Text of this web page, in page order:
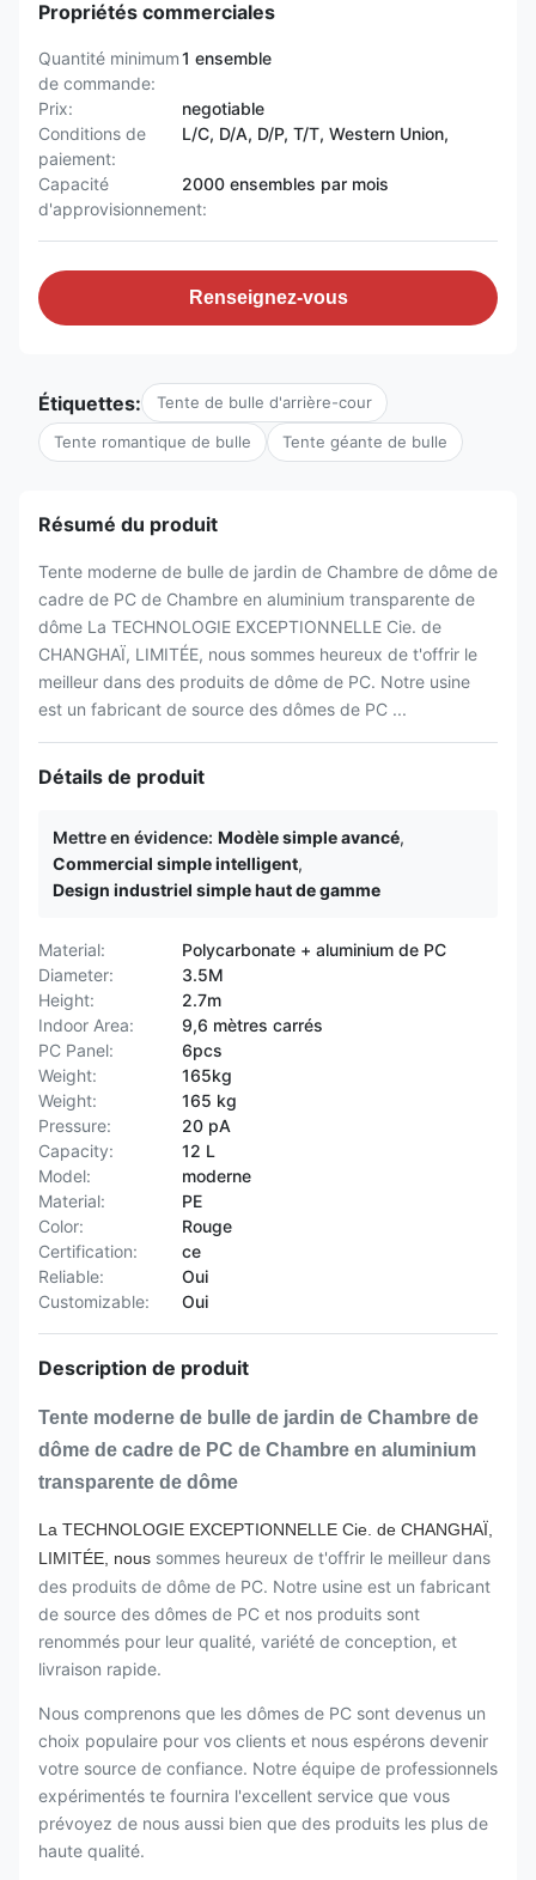
Propriétés commerciales
Quantité minimum
de commande:
1 ensemble
Prix:
negotiable
Conditions de
paiement:
L/C, D/A, D/P, T/T, Western Union,
Capacité
d'approvisionnement:
2000 ensembles par mois
Renseignez-vous
Étiquettes: Tente de bulle d'arrière-cour
Tente romantique de bulle Tente géante de bulle
Résumé du produit
Tente moderne de bulle de jardin de Chambre de dôme de
cadre de PC de Chambre en aluminium transparente de
dôme La TECHNOLOGIE EXCEPTIONNELLE Cie. de
CHANGHAÏ, LIMITÉE, nous sommes heureux de t'offrir le
meilleur dans des produits de dôme de PC. Notre usine
est un fabricant de source des dômes de PC ...
Détails de produit
Mettre en évidence: Modèle simple avancé,
Commercial simple intelligent,
Design industriel simple haut de gamme
Material:
Polycarbonate + aluminium de PC
Diameter:
3.5M
Height:
2.7m
Indoor Area:
9,6 mètres carrés
PC Panel:
6pcs
Weight:
165kg
Weight:
165 kg
Pressure:
20 pA
Capacity:
12 L
Model:
moderne
Material:
PE
Color:
Rouge
Certification:
ce
Reliable:
Oui
Customizable:
Oui
Description de produit
Tente moderne de bulle de jardin de Chambre de
dôme de cadre de PC de Chambre en aluminium
transparente de dôme
La TECHNOLOGIE EXCEPTIONNELLE Cie. de CHANGHAÏ,
LIMITÉE, nous sommes heureux de t'offrir le meilleur dans
des produits de dôme de PC. Notre usine est un fabricant
de source des dômes de PC et nos produits sont
renommés pour leur qualité, variété de conception, et
livraison rapide.
Nous comprenons que les dômes de PC sont devenus un
choix populaire pour vos clients et nous espérons devenir
votre source de confiance. Notre équipe de professionnels
expérimentés te fournira l'excellent service que vous
prévoyez de nous aussi bien que des produits les plus de
haute qualité.